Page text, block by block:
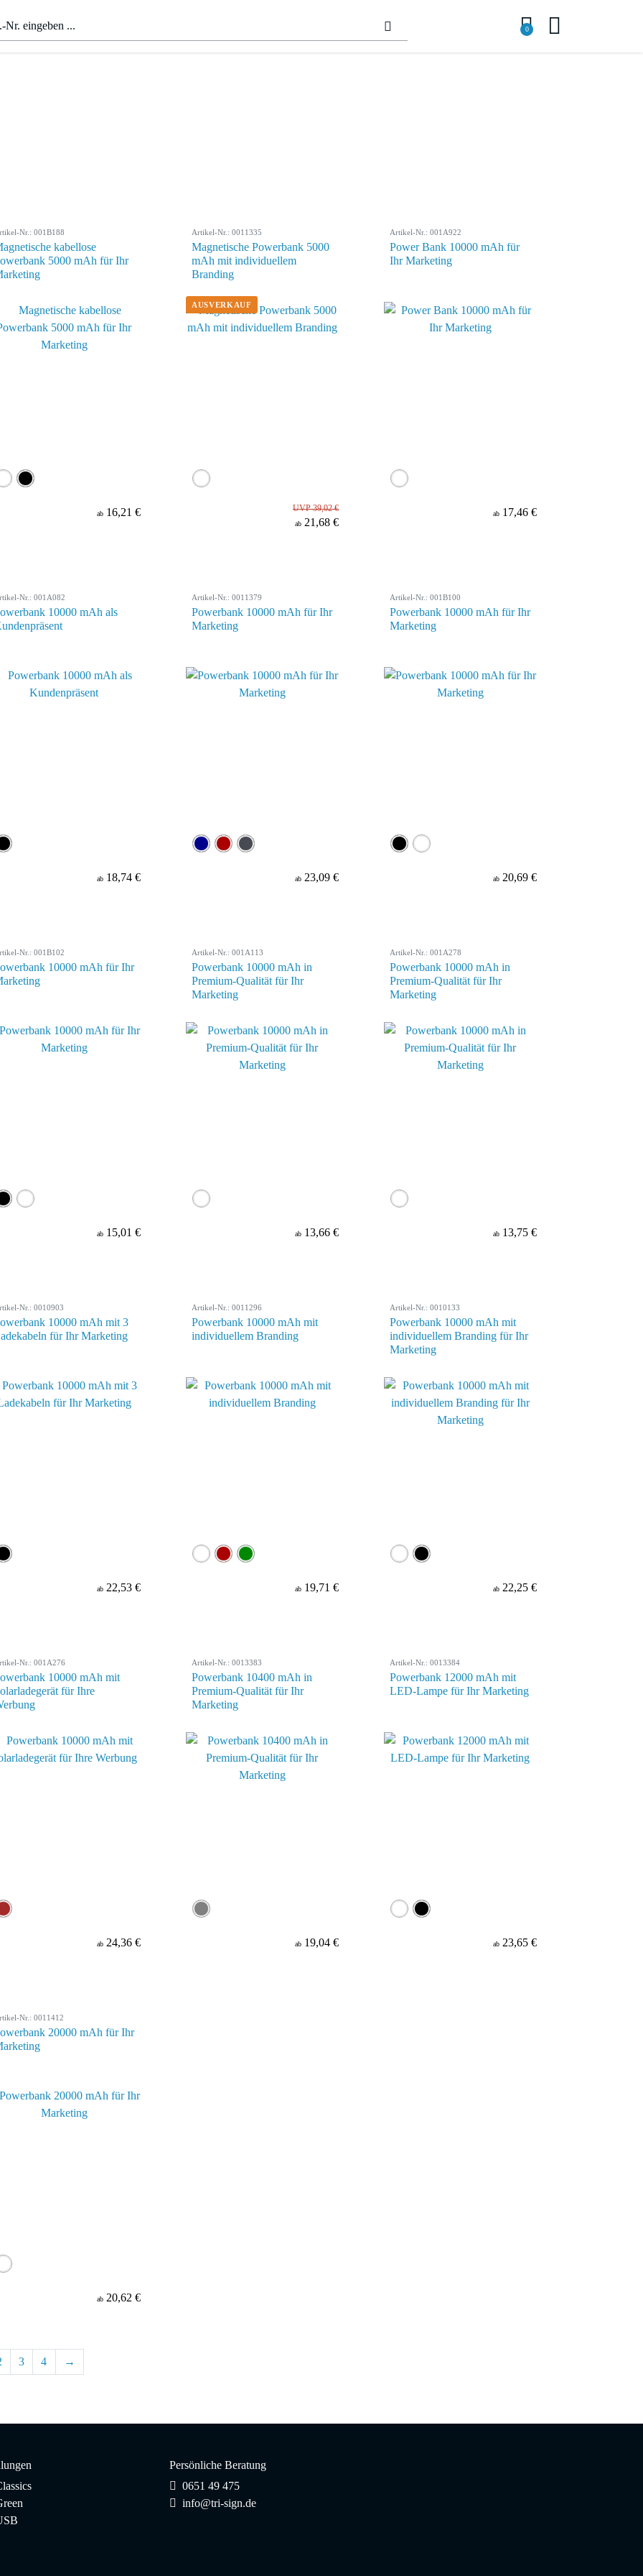
0
Nr.: 001B188
kabellose
5000 mAh für Ihr
ab 16,21 €
Artikel-Nr.: 0011335
Magnetische Powerbank 5000
mAh mit individuellem
Branding
UVP 39,02 €
ab 21,68 €
Artikel-Nr.: 001A922
Power Bank 10000 mAh für
Ihr Marketing
ab 17,46 €
Nr.: 001A082
10000 mAh als
ab 18,74 €
Artikel-Nr.: 0011379
Powerbank 10000 mAh für Ihr
Marketing
ab 23,09 €
Artikel-Nr.: 001B100
Powerbank 10000 mAh für Ihr
Marketing
ab 20,69 €
Nr.: 001B102
10000 mAh für Ihr
ab 15,01 €
Artikel-Nr.: 001A113
Powerbank 10000 mAh in
Premium-Qualität für Ihr
Marketing
ab 13,66 €
Artikel-Nr.: 001A278
Powerbank 10000 mAh in
Premium-Qualität für Ihr
Marketing
ab 13,75 €
Nr.: 0010903
10000 mAh mit 3
für Ihr Marketing
ab 22,53 €
Artikel-Nr.: 0011296
Powerbank 10000 mAh mit
individuellem Branding
ab 19,71 €
Artikel-Nr.: 0010133
Powerbank 10000 mAh mit
individuellem Branding für Ihr
Marketing
ab 22,25 €
Nr.: 001A276
10000 mAh mit
für Ihre
ab 24,36 €
Artikel-Nr.: 0013383
Powerbank 10400 mAh in
Premium-Qualität für Ihr
Marketing
ab 19,04 €
Artikel-Nr.: 0013384
Powerbank 12000 mAh mit
LED-Lampe für Ihr Marketing
ab 23,65 €
Nr.: 0011412
20000 mAh für Ihr
ab 20,62 €
3 4 →
Persönliche Beratung
0651 49 475
info@tri-sign.de